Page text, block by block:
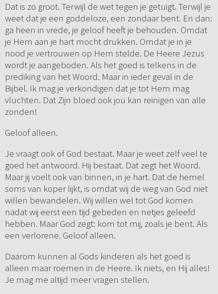
Dat is zo groot. Terwijl de wet tegen je getuigt. Terwijl je
weet dat je een goddeloze, een zondaar bent. En dan:
ga heen in vrede, je geloof heeft je behouden. Omdat
je Hem aan je hart mocht drukken. Omdat je in je
nood je vertrouwen op Hem stelde. De Heere Jezus
wordt je aangeboden. Als het goed is telkens in de
prediking van het Woord. Maar in ieder geval in de
Bijbel. Ik mag je verkondigen dat je tot Hem mag
vluchten. Dat Zijn bloed ook jou kan reinigen van alle
zonden!
Geloof alleen.
Je vraagt ook of God bestaat. Maar je weet zelf veel te
goed het antwoord. Hij bestaat. Dat zegt het Woord.
Maar jij voelt ook van binnen, in je hart. Dat de hemel
soms van koper lijkt, is omdat wij de weg van God niet
willen bewandelen. Wij willen wel tot God komen
nadat wij eerst een tijd gebeden en netjes geleefd
hebben. Maar God zegt: kom tot mij, zoals je bent. Als
een verlorene. Geloof alleen.
Daarom kunnen al Gods kinderen als het goed is
alleen maar roemen in de Heere. Ik niets, en Hij alles!
Je mag me altijd meer vragen stellen.